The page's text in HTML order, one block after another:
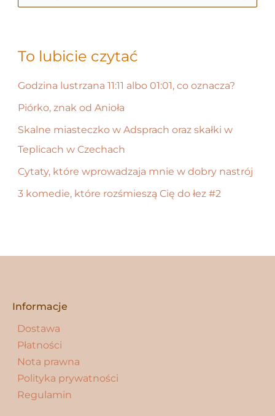
k
j
d
l
a
:
To lubicie czytać
Godzina lustrzana 11:11 albo 01:01, co oznacza?
Piórko, znak od Anioła
Skalne miasteczko w Adsprach oraz skałki w
Teplicach w Czechach
Cytaty, które wprowadzaja mnie w dobry nastrój
3 komedie, które rozśmieszą Cię do łez #2
Informacje
Dostawa
Płatności
Nota prawna
Polityka prywatności
Regulamin